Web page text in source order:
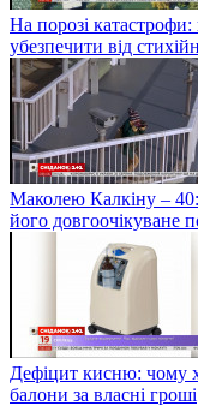
На порозі
убезпечити від
Маколею Калкіну – 40:
його довгоочікуване
Дефіцит кисню: чому
балони за власні гроші